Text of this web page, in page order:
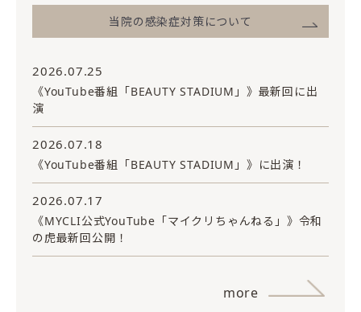
当院の感染症対策について
2026.07.25
《YouTube番組「BEAUTY STADIUM」》最新回に出
演
2026.07.18
《YouTube番組「BEAUTY STADIUM」》に出演！
2026.07.17
《MYCLI公式YouTube「マイクリちゃんねる」》令和
の虎最新回公開！
more